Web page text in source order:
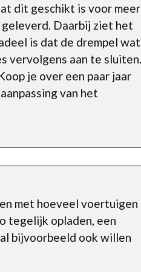
dit geschikt is voor meer
Daarbij ziet het
is dat de drempel wat
vervolgens aan te sluiten.
je over een paar jaar
van het
met hoeveel voertuigen
tegelijk opladen, een
bijvoorbeeld ook willen